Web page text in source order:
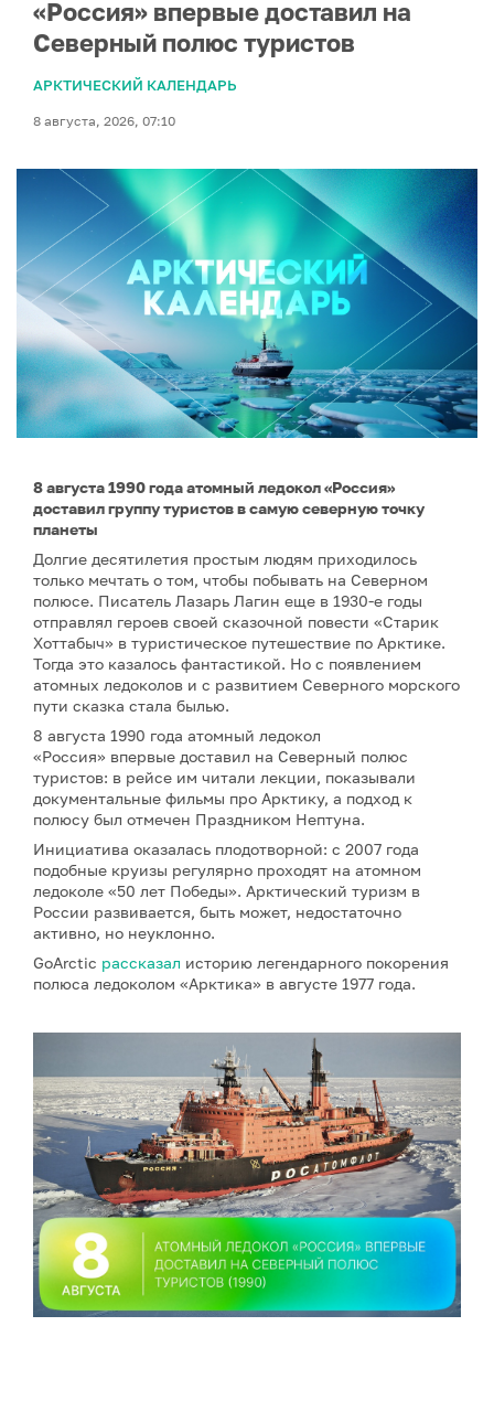
«Россия» впервые доставил на
Северный полюс туристов
АРКТИЧЕСКИЙ КАЛЕНДАРЬ
8 августа, 2026, 07:10
8 августа 1990 года атомный ледокол «Россия»
доставил группу туристов в самую северную точку
планеты
Долгие десятилетия простым людям приходилось
только мечтать о том, чтобы побывать на Северном
полюсе. Писатель Лазарь Лагин еще в 1930-е годы
отправлял героев своей сказочной повести «Старик
Хоттабыч» в туристическое путешествие по Арктике.
Тогда это казалось фантастикой. Но с появлением
атомных ледоколов и с развитием Северного морского
пути сказка стала былью.
8 августа 1990 года атомный ледокол
«Россия» впервые доставил на Северный полюс
туристов: в рейсе им читали лекции, показывали
документальные фильмы про Арктику, а подход к
полюсу был отмечен Праздником Нептуна.
Инициатива оказалась плодотворной: с 2007 года
подобные круизы регулярно проходят на атомном
ледоколе «50 лет Победы». Арктический туризм в
России развивается, быть может, недостаточно
активно, но неуклонно.
GoArctic рассказал историю легендарного покорения
полюса ледоколом «Арктика» в августе 1977 года.